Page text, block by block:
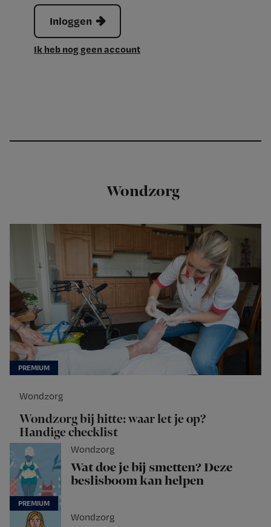
Inloggen
Ik heb nog geen account
Wondzorg
Wondzorg
Wondzorg bij hitte: waar let je op?
Handige checklist
Wondzorg
Wat doe je bij smetten? Deze
beslisboom kan helpen
Wondzorg